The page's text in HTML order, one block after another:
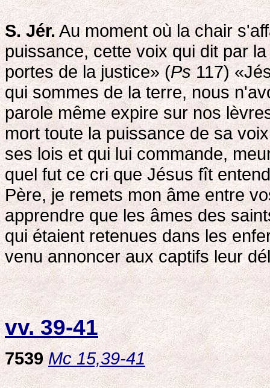
S. Jér.Au moment où la chair
puissance, cette voix qui dit par
portes de la justice» (Ps117)
qui sommes de la terre, nous
parole même expire sur nos
mort toute la puissance de sa
ses lois et qui lui commande,
quel fut ce cri que Jésus fît
Père, je remets mon âme entre
apprendre que les âmes des
qui étaient retenues dans les
venu annoncer aux captifs leur
vv. 39-41
7539 Mc 15,39-41